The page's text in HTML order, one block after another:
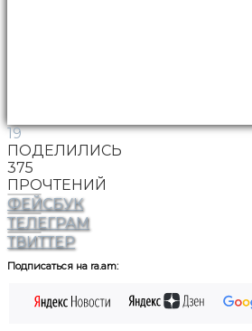
19
ПОДЕЛИЛИСЬ
375
ПРОЧТЕНИЙ
ФЕЙСБУК
ТЕЛЕГРАМ
ТВИТТЕР
Подписаться на ra.am: